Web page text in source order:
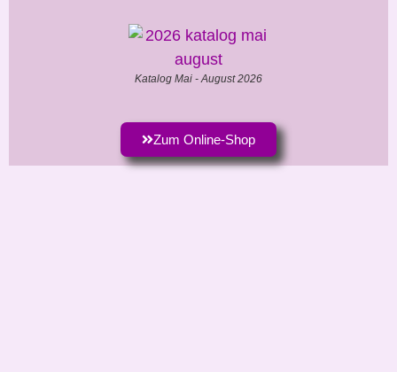
Katalog Mai - August 2026
Zum Online-Shop